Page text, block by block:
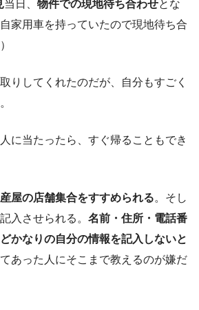
当日、 物件での現地待ち合わせとな
家用車を持っていたので現地待ち合
りしてくれたのだが、自分もすごく
に当たったら、すぐ帰ることもでき
屋の店舗集合をすすめられる。そし
入させられる。 名前・住所・電話番
かなりの自分の情報を記入しないと
あった人にそこまで教えるのが嫌だ